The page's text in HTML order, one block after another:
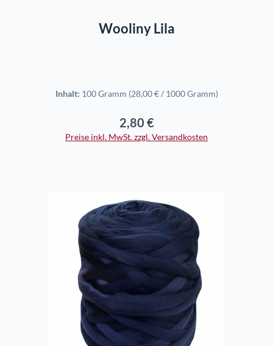
Wooliny Lila
Inhalt: 100 Gramm (28,00 € / 1000 Gramm)
Regulärer Preis:
2,80 €
Preise inkl. MwSt. zzgl. Versandkosten